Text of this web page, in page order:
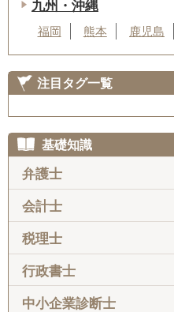
九州・沖縄
福岡 熊本 鹿児島
注目タグ一覧
基礎知識
弁護士
会計士
税理士
行政書士
中小企業診断士